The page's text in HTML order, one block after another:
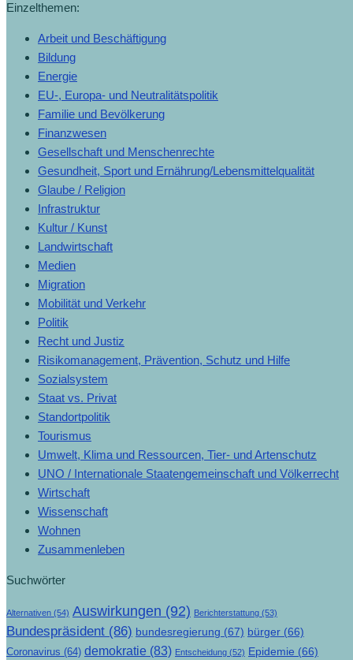
Einzelthemen:
Arbeit und Beschäftigung
Bildung
Energie
EU-, Europa- und Neutralitätspolitik
Familie und Bevölkerung
Finanzwesen
Gesellschaft und Menschenrechte
Gesundheit, Sport und Ernährung/Lebensmittelqualität
Glaube / Religion
Infrastruktur
Kultur / Kunst
Landwirtschaft
Medien
Migration
Mobilität und Verkehr
Politik
Recht und Justiz
Risikomanagement, Prävention, Schutz und Hilfe
Sozialsystem
Staat vs. Privat
Standortpolitik
Tourismus
Umwelt, Klima und Ressourcen, Tier- und Artenschutz
UNO / Internationale Staatengemeinschaft und Völkerrecht
Wirtschaft
Wissenschaft
Wohnen
Zusammenleben
Suchwörter
Alternativen (54) Auswirkungen (92) Berichterstattung (53)
Bundespräsident (86) bundesregierung (67) bürger (66)
Coronavirus (64) demokratie (83) Entscheidung (52) Epidemie (66)